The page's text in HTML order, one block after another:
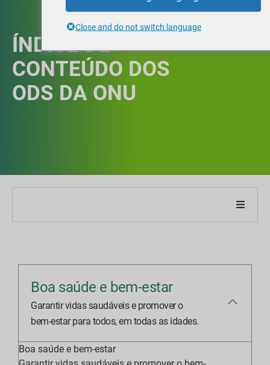
ÍNDICE DE
CONTEÚDO DOS
ODS DA ONU
o nosso relatório
e Desempenho
de relatórios ESG
Boa saúde e bem-estar
Garantir vidas saudáveis e promover o
bem-estar para todos, em todas as idades.
Boa saúde e bem-estar
Close and do not switch language